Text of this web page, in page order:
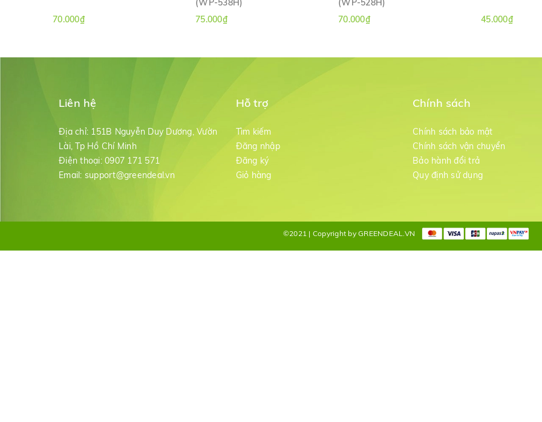
70.000₫
(WP-538H)
75.000₫
(WP-528H)
70.000₫
45.000₫
Liên hệ
Địa chỉ: 151B Nguyễn Duy Dương, Vườn
Lài, Tp Hồ Chí Minh
Điện thoại: 0907 171 571
Email: support@greendeal.vn
Hỗ trợ
Tìm kiếm
Đăng nhập
Đăng ký
Giỏ hàng
Chính sách
Chính sách bảo mật
Chính sách vận chuyển
Bảo hành đổi trả
Quy định sử dụng
©2021 | Copyright by GREENDEAL.VN